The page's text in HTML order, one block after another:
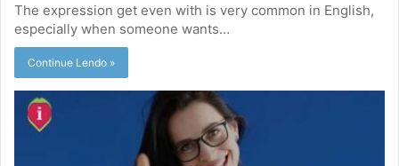
The expression get even with is very common in English,
especially when someone wants…
Continue Lendo »